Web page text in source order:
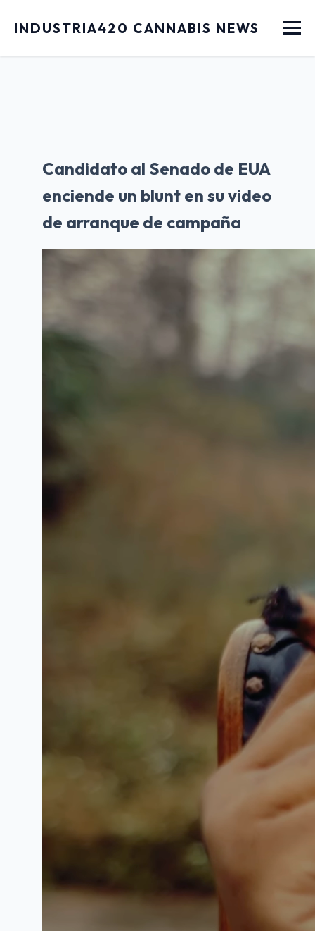
INDUSTRIA420 CANNABIS NEWS Menu
Candidato al Senado de EUA
enciende un blunt en su video
de arranque de campaña